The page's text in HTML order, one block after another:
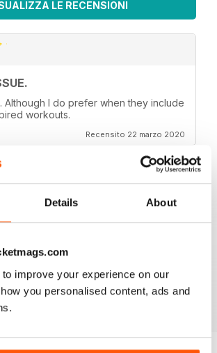
Details About
improve your experience on our
you personalised content, ads and
LE RECENSIONI
Although I do prefer when they include
workouts.
Recensito 22 marzo 2020
INSTRUCTORS AND
ALIKE
place to give loved ones a tip in
Recensito 07 luglio 2019